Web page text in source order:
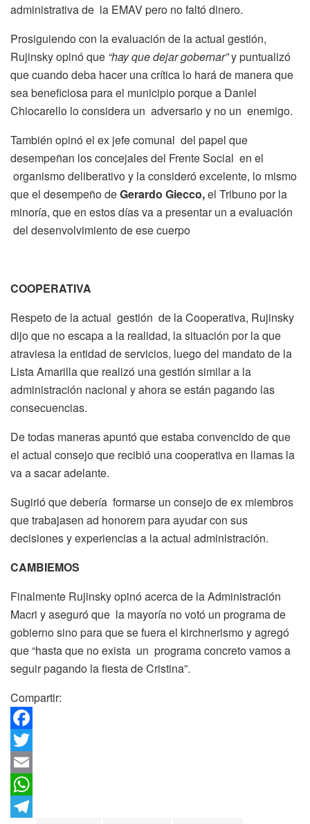
administrativa de la EMAV pero no faltó dinero.
Prosiguiendo con la evaluación de la actual gestión,
Rujinsky opinó que “hay que dejar gobernar”y puntualizó
que cuando deba hacer una crítica lo hará de manera que
sea beneficiosa para el municipio porque a Daniel
Chiocarello lo considera un adversario y no un enemigo.
También opinó el ex jefe comunal del papel que
desempeñan los concejales del Frente Social en el
organismo deliberativo y la consideró excelente, lo mismo
que el desempeño deGerardo Giecco,el Tribuno por la
minoría, que en estos días va a presentar un a evaluación
del desenvolvimiento de ese cuerpo
COOPERATIVA
Respeto de la actual gestión de la Cooperativa, Rujinsky
dijo que no escapa a la realidad, la situación por la que
atraviesa la entidad de servicios, luego del mandato de la
Lista Amarilla que realizó una gestión similar a la
administración nacional y ahora se están pagando las
consecuencias.
De todas maneras apuntó que estaba convencido de que
el actual consejo que recibió una cooperativa en llamas la
va a sacar adelante.
Sugirió que debería formarse un consejo de ex miembros
que trabajasen ad honorem para ayudar con sus
decisiones y experiencias a la actual administración.
CAMBIEMOS
Finalmente Rujinsky opinó acerca de la Administración
Macri y aseguró que la mayoría no votó un programa de
gobierno sino para que se fuera el kirchnerismo y agregó
que “hasta que no exista un programa concreto vamos a
seguir pagando la fiesta de Cristina”.
Compartir:
F
a
c
e
T
w
E
m
W